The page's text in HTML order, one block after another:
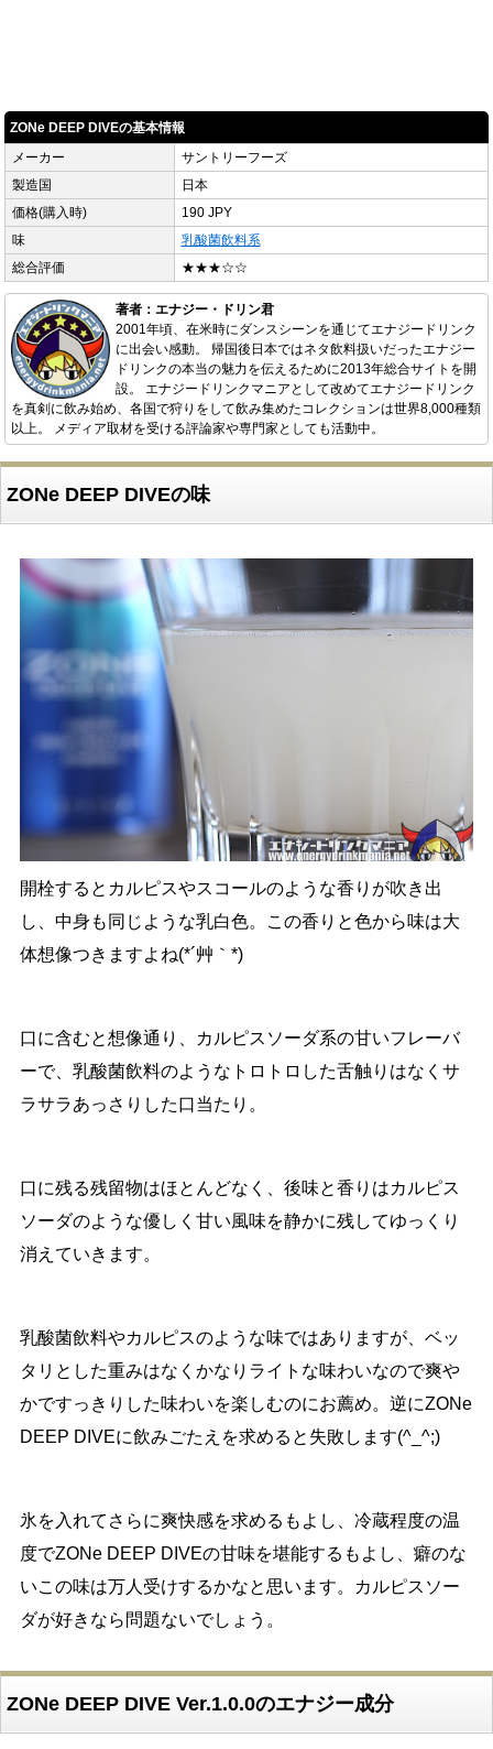
ZONe DEEP DIVEの基本情報
メーカー
サントリーフーズ
製造国
日本
価格(購入時)
190 JPY
味
乳酸菌飲料系
総合評価
★★★☆☆
著者：エナジー・ドリン君
2001年頃、在米時にダンスシーンを通じてエナジードリンク
に出会い感動。 帰国後日本ではネタ飲料扱いだったエナジー
ドリンクの本当の魅力を伝えるために2013年総合サイトを開
設。 エナジードリンクマニアとして改めてエナジードリンク
を真剣に飲み始め、各国で狩りをして飲み集めたコレクションは世界8,000種類
以上。 メディア取材を受ける評論家や専門家としても活動中。
ZONe DEEP DIVEの味
開栓するとカルピスやスコールのような香りが吹き出
し、中身も同じような乳白色。この香りと色から味は大
体想像つきますよね(*´艸｀*)
口に含むと想像通り、カルピスソーダ系の甘いフレーバ
ーで、乳酸菌飲料のようなトロトロした舌触りはなくサ
ラサラあっさりした口当たり。
口に残る残留物はほとんどなく、後味と香りはカルピス
ソーダのような優しく甘い風味を静かに残してゆっくり
消えていきます。
乳酸菌飲料やカルピスのような味ではありますが、ベッ
タリとした重みはなくかなりライトな味わいなので爽や
かですっきりした味わいを楽しむのにお薦め。逆にZONe
DEEP DIVEに飲みごたえを求めると失敗します(^_^;)
氷を入れてさらに爽快感を求めるもよし、冷蔵程度の温
度でZONe DEEP DIVEの甘味を堪能するもよし、癖のな
いこの味は万人受けするかなと思います。カルピスソー
ダが好きなら問題ないでしょう。
ZONe DEEP DIVE Ver.1.0.0のエナジー成分